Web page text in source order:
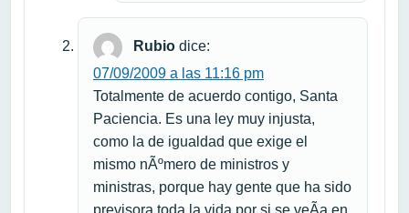
Rubio dice:
07/09/2009 a las 11:16 pm
Totalmente de acuerdo contigo, Santa
Paciencia. Es una ley muy injusta,
como la de igualdad que exige el
mismo nÃºmero de ministros y
ministras, porque hay gente que ha sido
previsora toda la vida por si se veÃ­a en